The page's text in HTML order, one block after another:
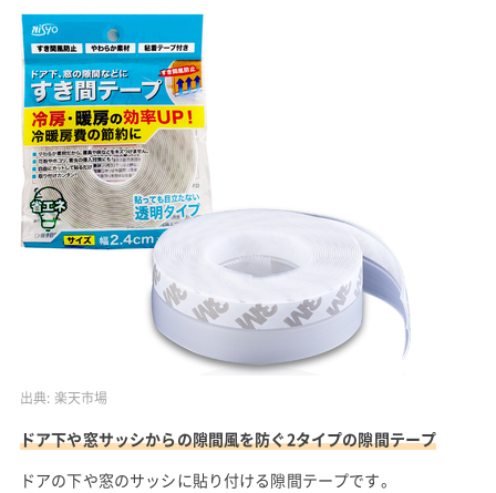
出典: 楽天市場
ドア下や窓サッシからの隙間風を防ぐ2タイプの隙間テープ
ドアの下や窓のサッシに貼り付ける隙間テープです。